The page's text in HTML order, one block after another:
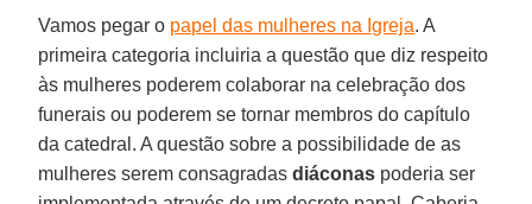
Vamos pegar o papel das mulheres na Igreja. A
primeira categoria incluiria a questão que diz respeito
às mulheres poderem colaborar na celebração dos
funerais ou poderem se tornar membros do capítulo
da catedral. A questão sobre a possibilidade de as
mulheres serem consagradasdiáconas poderia ser